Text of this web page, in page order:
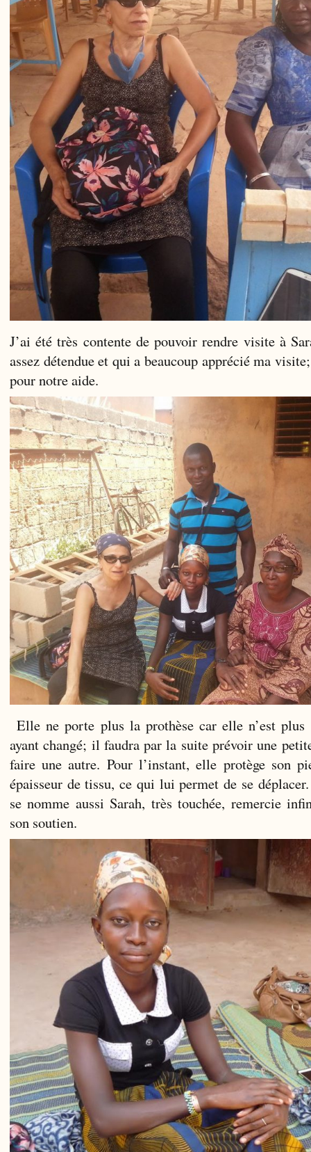
J’ai été très contente de pouvoir rendre visite à
assez détendue et qui a beaucoup apprécié ma
pour notre aide.
Elle ne porte plus la prothèse car elle n’est plus
ayant changé; il faudra par la suite prévoir une
faire une autre. Pour l’instant, elle protège son
épaisseur de tissu, ce qui lui permet de se
se nomme aussi Sarah, très touchée, remercie
son soutien.